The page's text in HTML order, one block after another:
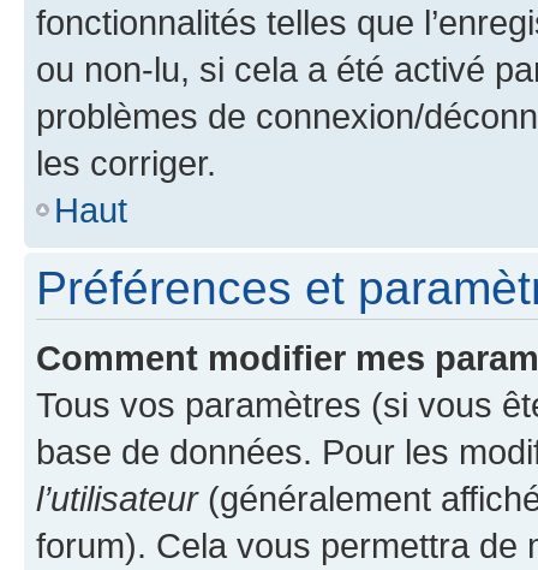
fonctionnalités telles que
ou non-lu, si cela a été activé
problèmes de connexion/
les corriger.
Haut
Préférences et
Comment modifier mes
Tous vos paramètres (si vous
base de données. Pour les
l’utilisateur(généralement
forum). Cela vous permettra de